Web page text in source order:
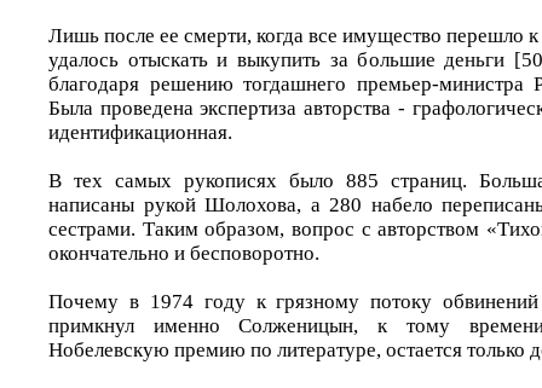
Лишь после ее смерти, когда все имущество перешло
удалось отыскать и выкупить за большие деньги
благодаря решению тогдашнего премьер-
Была проведена экспертиза авторства -
идентификационная.
В тех самых рукописях было 885 страниц.
написаны рукой Шолохова, а 280 набело
сестрами. Таким образом, вопрос с авторством
окончательно и бесповоротно.
Почему в 1974 году к грязному потоку
примкнул именно Солженицын, к тому
Нобелевскую премию по литературе, остается только